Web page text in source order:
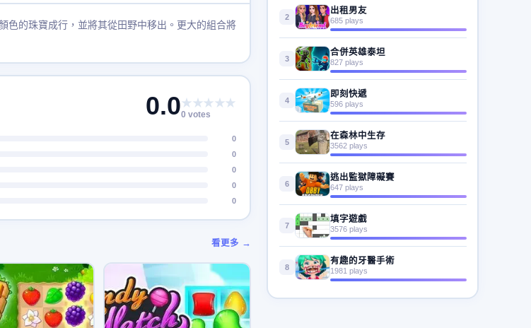
色的珠寶成行，並將其從田野中移出。更大的組合將
0.0★★★★★
0 votes
0
0
0
0
0
看更多 →
2
出租男友
685 plays
3
合併英雄泰坦
827 plays
4
即刻快遞
596 plays
5
在森林中生存
3562 plays
6
逃出監獄障礙賽
647 plays
7
填字遊戲
3576 plays
8
有趣的牙醫手術
1981 plays